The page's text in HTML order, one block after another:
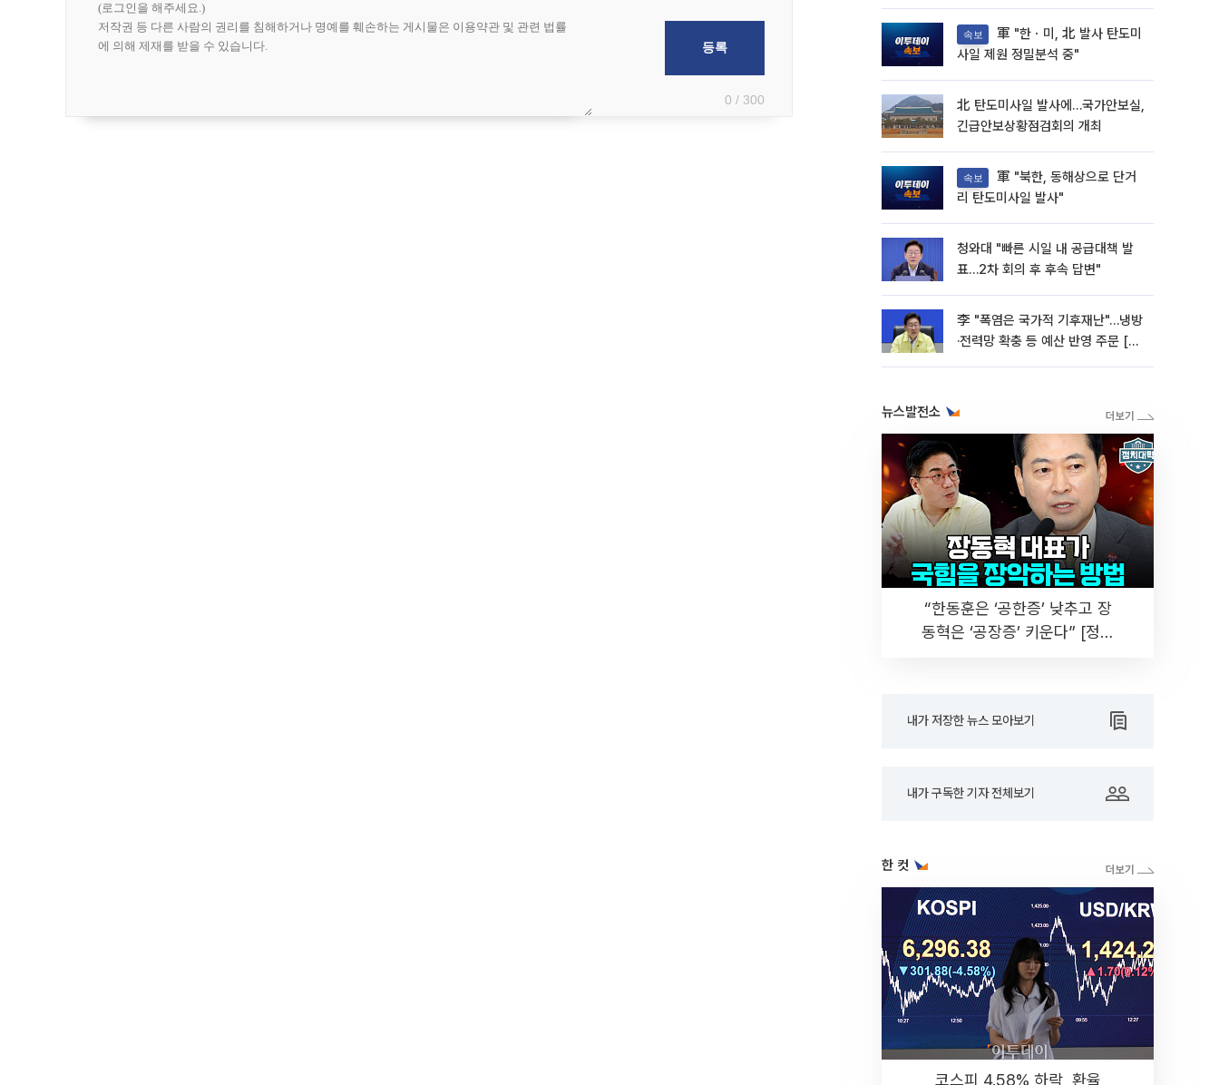
0 / 300
속보
사일 제원 정밀분석 중"
北 탄도미사일 발사에…국가안보실,
긴급안보상황점검회의 개최
속보
리 탄도미사일 발사"
청와대 "빠른 시일 내 공급대책 발
표…2차 회의 후 후속 답변"
李 "폭염은 국가적 기후재난"…냉방
·전력망 확충 등 예산 반영 주문 [종
뉴스발전소
“한동훈은 ‘공한증’ 낮추고 장
동혁은 ‘공장증’ 키운다” [정치
내가 저장한 뉴스 모아보기
내가 구독한 기자 전체보기
한 컷
코스피 4.58% 하락, 환율